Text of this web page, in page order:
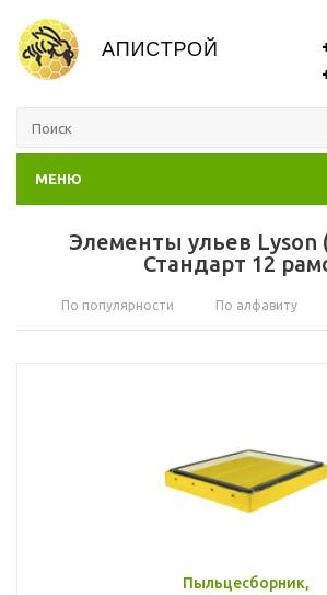
МЕНЮ
Элементы ульев Lyson
Стандарт 12
По популярности По алфавиту
Пыльцесборник,